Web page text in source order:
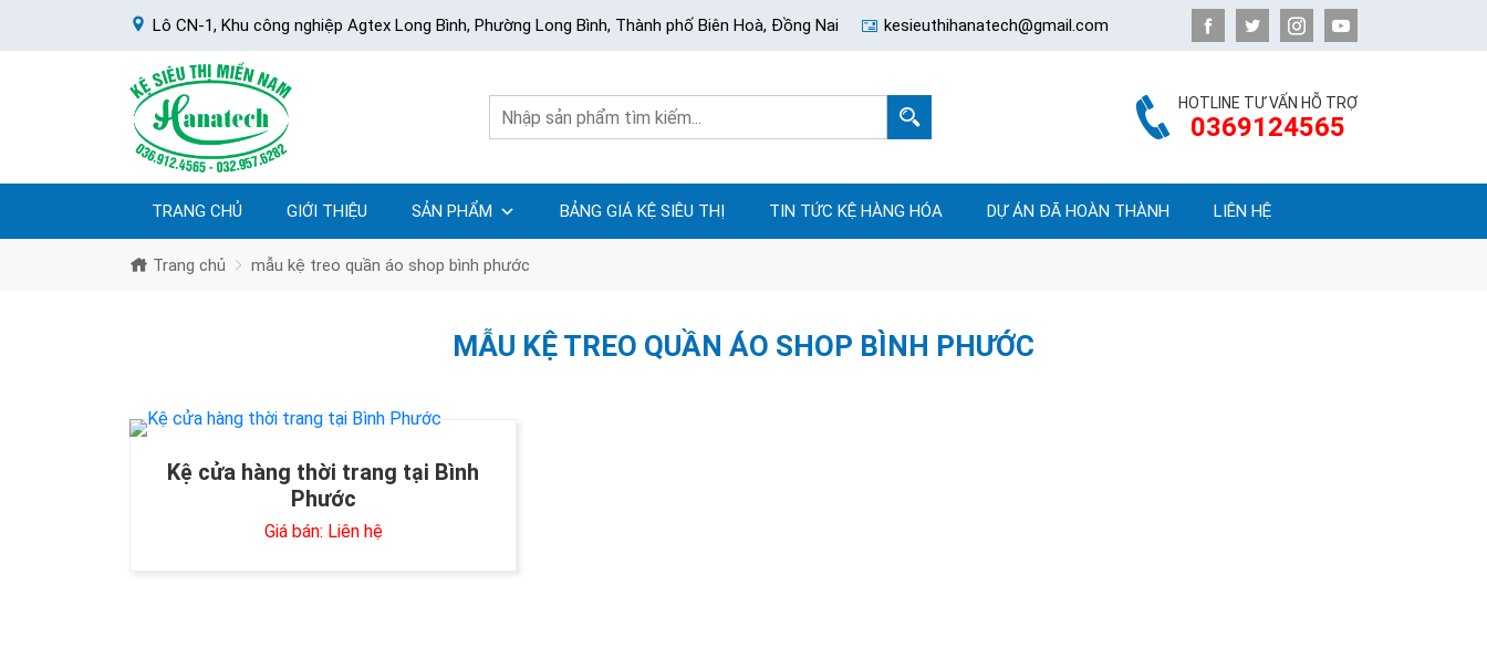
Lô CN-1, Khu công nghiệp Agtex Long Bình, Phường Long Bình, Thành phố Biên Hoà, Đồng Nai kesieuthihanatech@gmail.com
HOTLINE TƯ VẤN HỖ TRỢ
0369124565
TRANG CHỦ GIỚI THIỆU SẢN PHẨM BẢNG GIÁ KỆ SIÊU THỊ TIN TỨC KỆ HÀNG HÓA DỰ ÁN ĐÃ HOÀN THÀNH LIÊN HỆ
Trang chủ mẫu kệ treo quần áo shop bình phước
MẪU KỆ TREO QUẦN ÁO SHOP BÌNH PHƯỚC
Kệ cửa hàng thời trang tại Bình
Phước
Giá bán: Liên hệ